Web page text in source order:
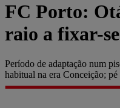
FC Porto:
raio a fixar-
Período de adaptação num
habitual na era Conceição;